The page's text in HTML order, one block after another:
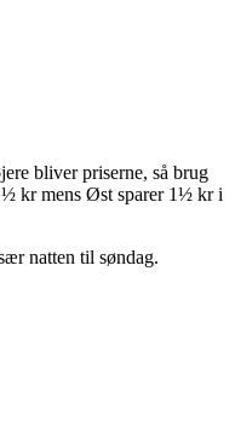
bliver priserne, så brug
½ kr mens Øst sparer 1½ kr i
natten til søndag.